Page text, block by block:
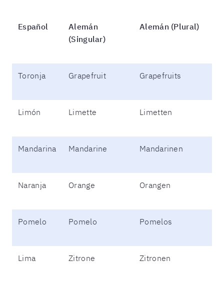
Español
Alemán
(Singular)
Alemán (Plural)
Toronja Grapefruit Grapefruits
Limón Limette Limetten
Mandarina Mandarine Mandarinen
Naranja Orange Orangen
Pomelo Pomelo Pomelos
Lima Zitrone Zitronen